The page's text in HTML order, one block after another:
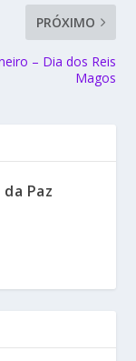
PRÓXIMO
– Dia dos Reis
Magos
Paz